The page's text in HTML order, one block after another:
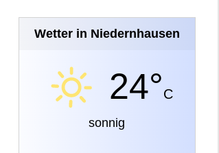
Wetter in Niedernhausen
24°C
sonnig